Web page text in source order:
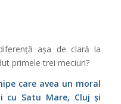
așa de clară la
primele trei meciuri?
care avea un moral
cu Satu Mare, Cluj și